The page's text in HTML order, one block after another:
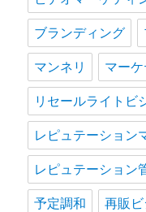
ブランディング
マンネリ マー
リセールライトビ
レピュテーション
レピュテーション
予定調和 再販